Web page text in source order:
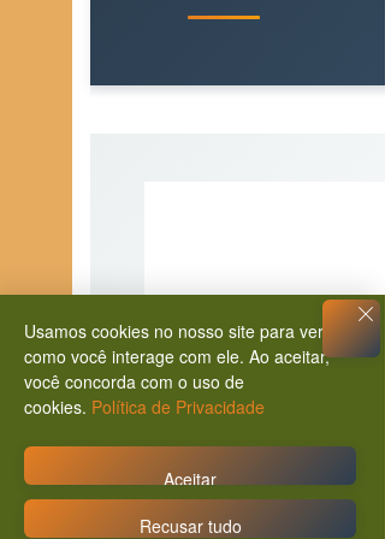
Usamos cookies no nosso site para ver
como você interage com ele. Ao aceitar,
você concorda com o uso de
cookies. Política de Privacidade
Recusar tudo
Aceitar